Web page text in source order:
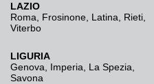
LAZIO
Roma
Frosinone Latina Rieti
Viterbo
LIGURIA
Genova
Imperia La Spezia
Savona